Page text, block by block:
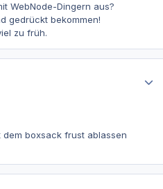
WebNode-Dingern aus?
gedrückt bekommen!
zu früh.
boxsack frust ablassen